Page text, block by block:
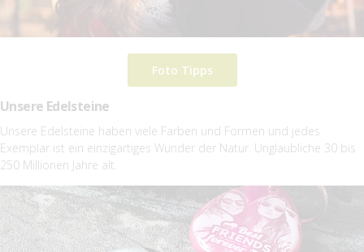
Foto Tipps
Unsere Edelsteine
Unsere Edelsteine haben viele Farben und Formen und jedes
Exemplar ist ein einzigartiges Wunder der Natur. Unglaubliche 30 bis
250 Millionen Jahre alt.